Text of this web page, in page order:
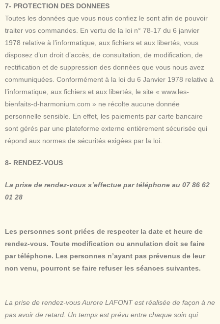
7- PROTECTION DES DONNEES
Toutes les données que vous nous confiez le sont afin de pouvoir
traiter vos commandes. En vertu de la loi n° 78-17 du 6 janvier
1978 relative à l’informatique, aux fichiers et aux libertés, vous
disposez d’un droit d’accès, de consultation, de modification, de
rectification et de suppression des données que vous nous avez
communiquées. Conformément à la loi du 6 Janvier 1978 relative à
l’informatique, aux fichiers et aux libertés, le site « www.les-
bienfaits-d-harmonium.com » ne récolte aucune donnée
personnelle sensible. En effet, les paiements par carte bancaire
sont gérés par une plateforme externe entièrement sécurisée qui
répond aux normes de sécurités exigées par la loi.
8- RENDEZ-VOUS
La prise de rendez-vous s’effectue par téléphone au 07 86 62
01 28
Les personnes sont priées de respecter la date et heure de
rendez-vous. Toute modification ou annulation doit se faire
par téléphone. Les personnes n’ayant pas prévenus de leur
non venu, pourront se faire refuser les séances suivantes.
La prise de rendez-vous Aurore LAFONT est réalisée de façon à ne
pas avoir de retard. Un temps est prévu entre chaque soin qui